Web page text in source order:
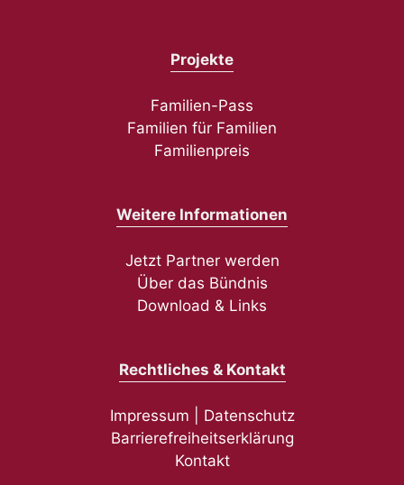
Projekte
Familien-Pass
Familien für Familien
Familienpreis
Weitere Informationen
Jetzt Partner werden
Über das Bündnis
Download & Links
Rechtliches & Kontakt
Impressum
Datenschutz
Barrierefreiheitserklärung
Kontakt